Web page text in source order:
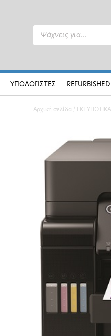
search
ΥΠΟΛΟΓΙΣΤΕΣ REFURBISHED
Αρχική σελίδα / ΕΚΤΥΠΩΤΙΚΑ